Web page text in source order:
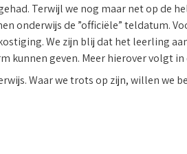
Terwijl we nog maar net op de
onderwijs de ”officiële” teldatum.
We zijn blij dat het leerling
kunnen geven. Meer hierover volgt
Waar we trots op zijn, willen we